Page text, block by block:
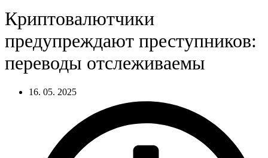
Криптовалютчики
предупреждают преступников:
переводы отслеживаемы
16. 05. 2025